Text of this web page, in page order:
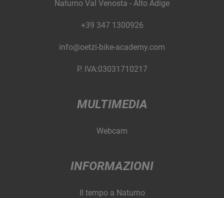
Naturno Val Venosta - Alto Adige
+39 347 1300926
info@oetzi-bike-academy.com
P. IVA:03031710217
MULTIMEDIA
Webcam
INFORMAZIONI
Il tempo a Naturno